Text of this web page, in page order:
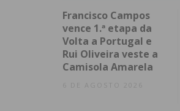
Francisco Campos
vence 1.ª etapa da
Volta a Portugal e
Rui Oliveira veste a
Camisola Amarela
6 DE AGOSTO 2026